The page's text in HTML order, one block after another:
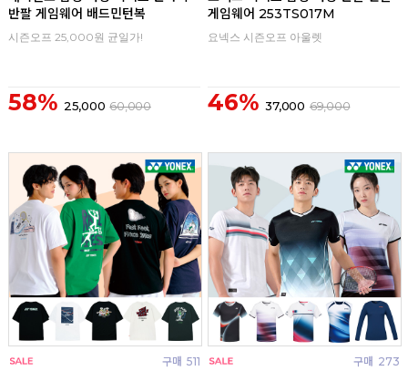
반팔 게임웨어 배드민턴복
시즌오프 25,000원 균일가!
58% 25,000 60,000
게임웨어 253TS017M
요넥스 시즌오프 아울렛
46% 37,000 69,000
구매 511 구매 273